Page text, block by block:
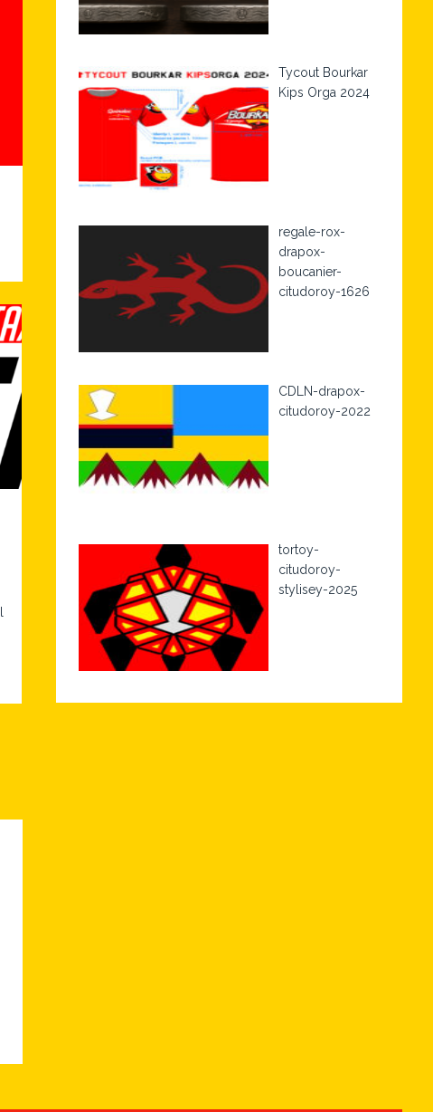
Tycout Bourkar
Kips Orga 2024
regale-rox-
drapox-
boucanier-
citudoroy-1626
CDLN-drapox-
citudoroy-2022
tortoy-
citudoroy-
stylisey-2025